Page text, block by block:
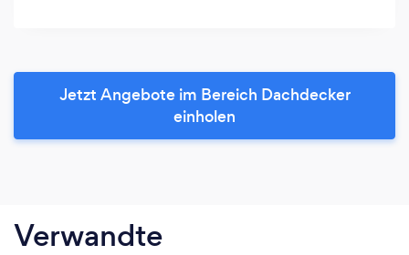
Jetzt Angebote im Bereich Dachdecker
einholen
Verwandte